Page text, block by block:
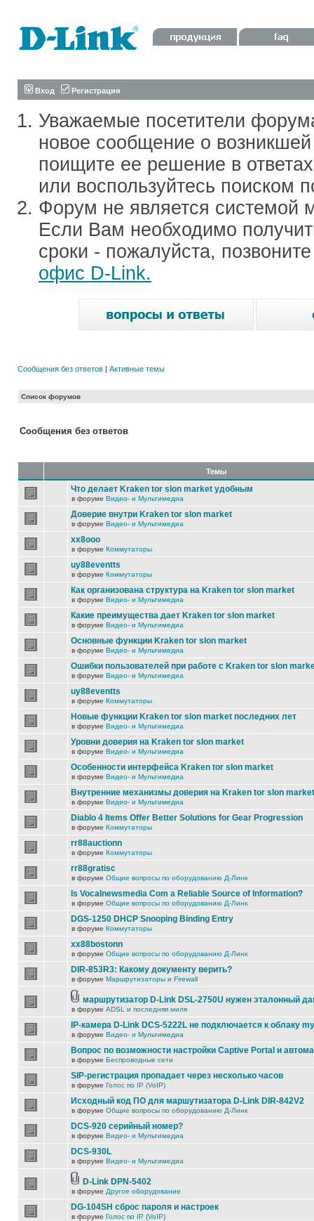
Вход Регистрация
Уважаемые посетители
новое сообщение о
поищите ее решение в
или воспользуйтесь поиском
Форум не является системой
Если Вам необходимо
сроки - пожалуйста,
офис D-Link.
Сообщения без ответов | Активные темы
Список форумов
Сообщения без ответов
Темы
Что делает Kraken tor slon market удобным
в форуме Видео- и Мультимедиа
Доверие внутри Kraken tor slon market
в форуме Видео- и Мультимедиа
xx8ooo
в форуме Коммутаторы
uy88eventts
в форуме Коммутаторы
Как организована структура на Kraken tor slon market
в форуме Видео- и Мультимедиа
Какие преимущества дает Kraken tor slon market
в форуме Видео- и Мультимедиа
Основные функции Kraken tor slon market
в форуме Видео- и Мультимедиа
Ошибки пользователей при работе с Kraken tor slon
в форуме Видео- и Мультимедиа
uy88eventts
в форуме Коммутаторы
Новые функции Kraken tor slon market последних лет
в форуме Видео- и Мультимедиа
Уровни доверия на Kraken tor slon market
в форуме Видео- и Мультимедиа
Особенности интерфейса Kraken tor slon market
в форуме Видео- и Мультимедиа
Внутренние механизмы доверия на Kraken tor slon market
в форуме Видео- и Мультимедиа
Diablo 4 Items Offer Better Solutions for Gear Progression
в форуме Коммутаторы
rr88auctionn
в форуме Коммутаторы
rr88gratisc
в форуме Общие вопросы по оборудованию Д-Линк
Is Vocalnewsmedia Com a Reliable Source of Information?
в форуме Общие вопросы по оборудованию Д-Линк
DGS-1250 DHCP Snooping Binding Entry
в форуме Коммутаторы
xx88bostonn
в форуме Общие вопросы по оборудованию Д-Линк
DIR-853R3: Какому документу верить?
в форуме Маршрутизаторы и Firewall
маршрутизатор D-Link DSL-2750U нужен эталонный
в форуме ADSL и последняя миля
IP-камера D-Link DCS-5222L не подключается к облаку
в форуме Видео- и Мультимедиа
Вопрос по возможности настройки Captive Portal и
в форуме Беспроводные сети
SIP-регистрация пропадает через несколько часов
в форуме Голос по IP (VoIP)
Исходный код ПО для маршутизатора D-Link DIR-842V2
в форуме Общие вопросы по оборудованию Д-Линк
DCS-920 серийный номер?
в форуме Видео- и Мультимедиа
DCS-930L
в форуме Видео- и Мультимедиа
D-Link DPN-5402
в форуме Другое оборудование
DG-104SH сброс пароля и настроек
в форуме Голос по IP (VoIP)